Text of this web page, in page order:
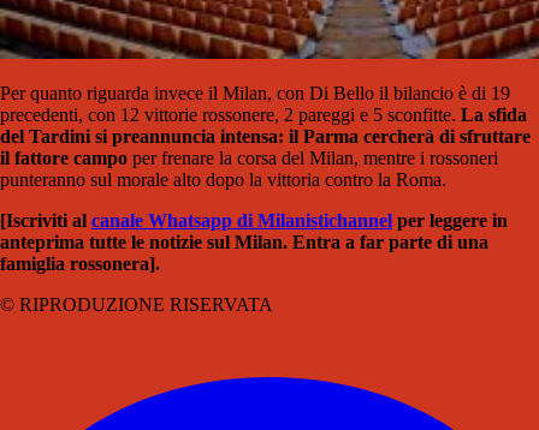
Per quanto riguarda invece il Milan, con Di Bello il bilancio è di 19
precedenti, con 12 vittorie rossonere, 2 pareggi e 5 sconfitte. La sfida
del Tardini si preannuncia intensa: il Parma cercherà di sfruttare
il fattore campo per frenare la corsa del Milan, mentre i rossoneri
punteranno sul morale alto dopo la vittoria contro la Roma.
[Iscriviti al canale Whatsapp di Milanistichannel per leggere in
anteprima tutte le notizie sul Milan. Entra a far parte di una
famiglia rossonera].
© RIPRODUZIONE RISERVATA